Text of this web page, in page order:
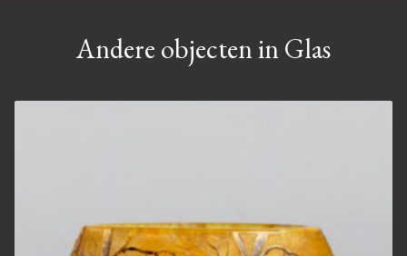
Andere objecten in Glas